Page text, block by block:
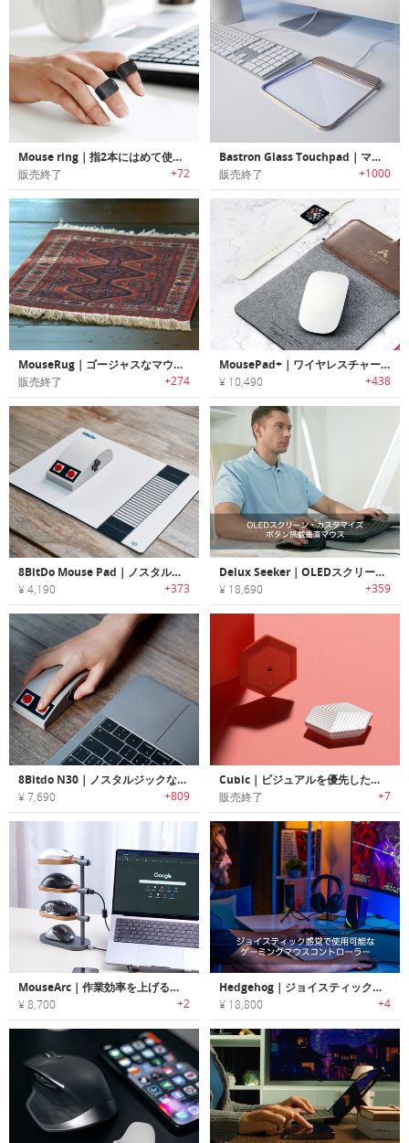
Mouse ring｜指2本にはめて使用するリング型ウェアラブルマウス「マウスリング」
販売終了 +72
Bastron Glass Touchpad｜マウスコントロールをタッチ操作で行えるMac /Windows対応バックライトLED搭載ガラスタッチパッド
販売終了 +1000
MouseRug｜ゴージャスなマウス用ラグ
販売終了 +274
MousePad+｜ワイヤレスチャージ機能搭載マウスパッド「マウスパッドプラス」
¥ 10,490 +438
8BitDo Mouse Pad｜ノスタルジックなゲームコンソールを彷彿させるマウスパッド
¥ 4,190 +373
Delux Seeker｜OLEDスクリーン・カスタマイズボタン搭載垂直マウス「デラックスシーカー」
¥ 18,690 +359
8Bitdo N30｜ノスタルジックなゲームコンソールのようなルックスのワイヤレスマウス
¥ 7,690 +809
Cubic｜ビジュアルを優先したワイヤレスマウス「キュービック」
販売終了 +7
MouseArc｜作業効率を上げる！マルチマウス対応スマートハブ
¥ 8,700 +2
Hedgehog｜ジョイスティック感覚で使用可能なゲーミングマウスコントローラー「ヘッジホッグ」
¥ 18,800 +4